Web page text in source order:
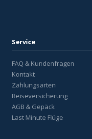
Service
FAQ & Kundenfragen
Kontakt
Zahlungsarten
Reiseversicherung
AGB & Gepäck
Last Minute Flüge